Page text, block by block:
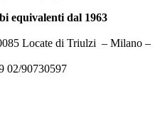
equivalenti dal 1963
Locate di Triulzi – Milano –
02/90730597